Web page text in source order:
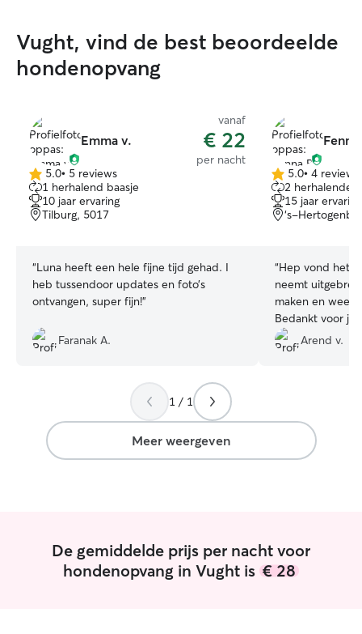
Vught, vind de best beoordeelde
hondenopvang
Emma v.
vanaf
€ 22
per nacht
5.0
van
5
sterren
5.0• 5 reviews
1 herhalend baasje
10 jaar ervaring
Tilburg, 5017
“Luna heeft een hele fijne tijd gehad. I
heb tussendoor updates en foto’s
ontvangen, super fijn!”
Faranak A.
Fenna
5.0
van
5
sterren
5.0• 4 reviews
2 herhalende
15 jaar ervaring
‘s-
“Hep vond het
neemt
maken en weet
Bedankt voor je
volgende keer!
Arend v.
1 / 1
Meer weergeven
De gemiddelde prijs per nacht voor
hondenopvang in Vught is € 28